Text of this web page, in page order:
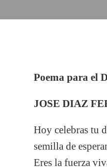
Poema para el
JOSE DIAZ
Hoy celebras tu
semilla de
Eres la fuerza